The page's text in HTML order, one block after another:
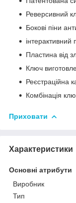
Реверсивний
Бокові піни
інтерактивний
Пластина від
Ключ
Реєстраційна
Комбінація
Приховати
Характеристики
Основні атрибути
Виробник
Тип